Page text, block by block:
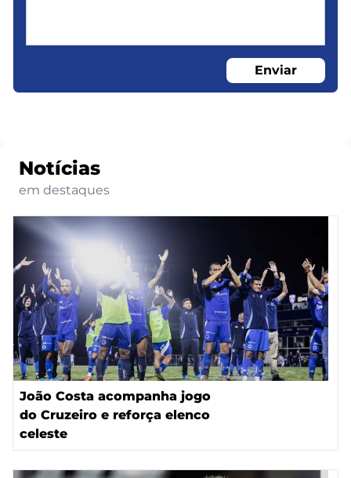
Enviar
Notícias
em destaques
João Costa acompanha jogo
do Cruzeiro e reforça elenco
celeste